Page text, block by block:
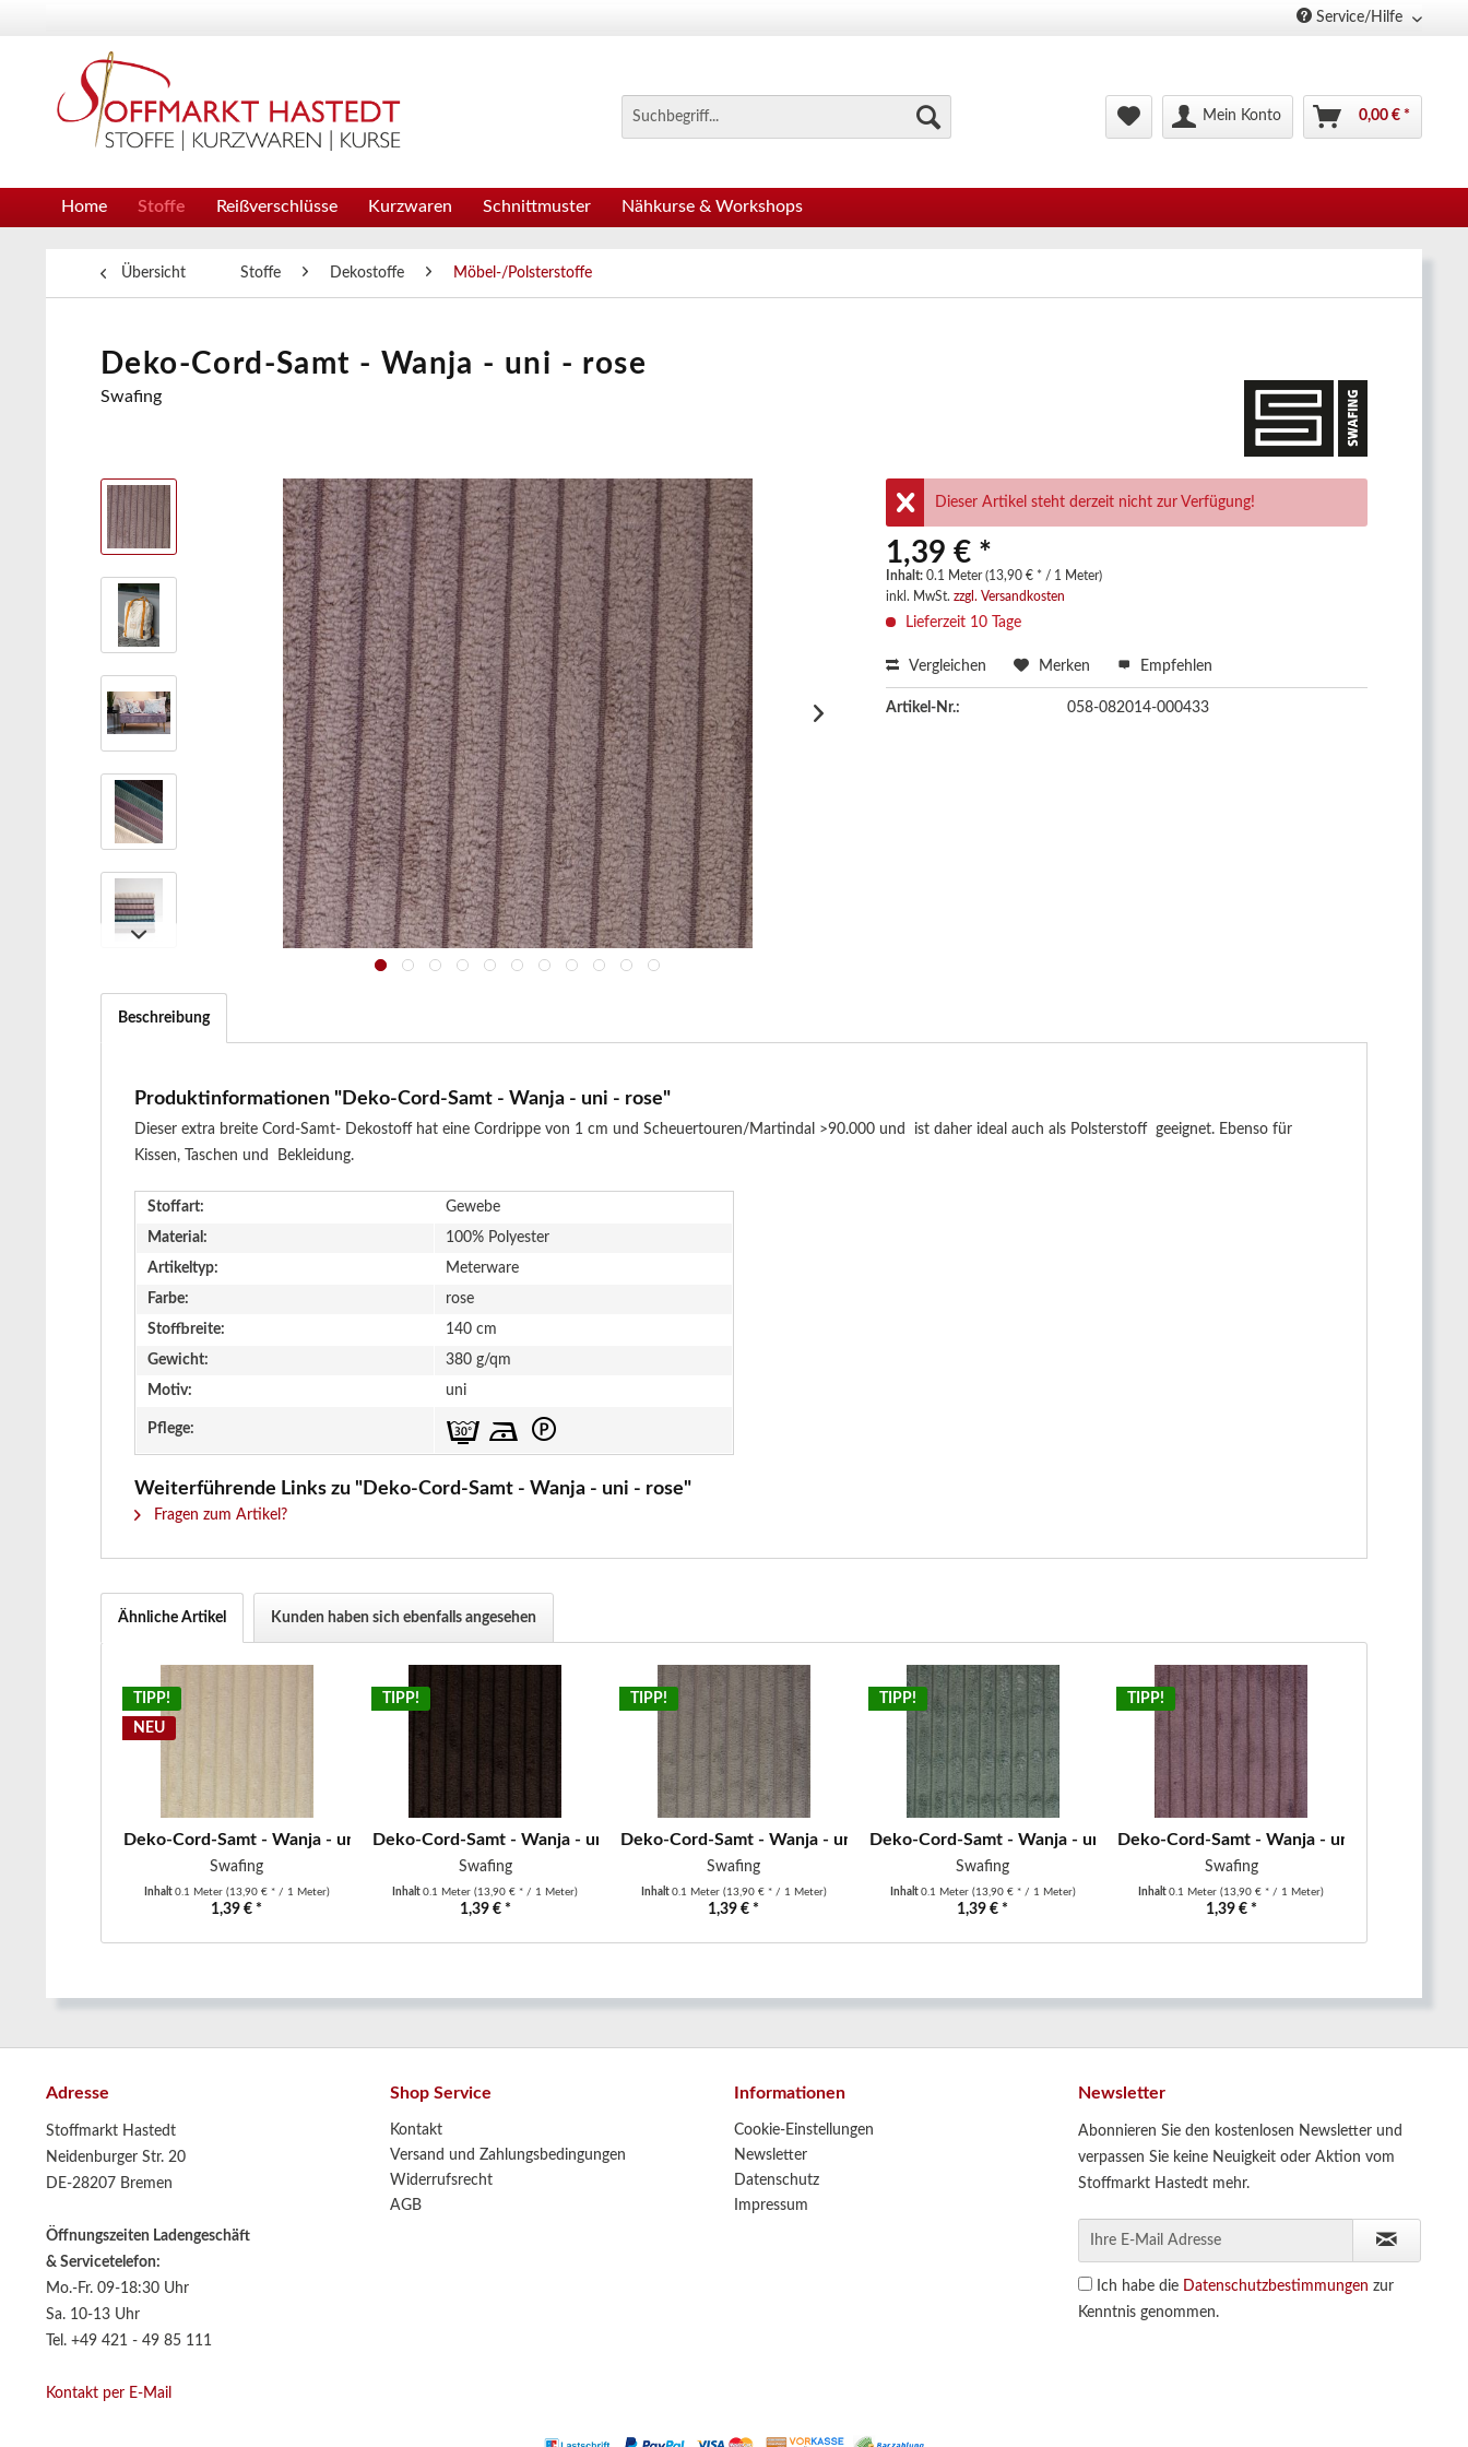
Service/Hilfe
Mein Konto 0,00 € *
Home Stoffe Reißverschlüsse Kurzwaren Schnittmuster Nähkurse & Workshops
Übersicht Stoffe Dekostoffe Möbel-/Polsterstoffe
Deko-Cord-Samt - Wanja - uni - rose
Swafing
Dieser Artikel steht derzeit nicht zur Verfügung!
1,39 € *
Inhalt:0.1 Meter (13,90 € * / 1 Meter)
inkl. MwSt.zzgl. Versandkosten
Lieferzeit 10 Tage
Vergleichen Merken Empfehlen
Artikel-Nr.: 058-082014-000433
Beschreibung
Produktinformationen "Deko-Cord-Samt - Wanja - uni - rose"
Dieser extra breite Cord-Samt- Dekostoff hat eine Cordrippe von 1 cm und Scheuertouren/Martindal >90.000 und ist daher ideal auch als Polsterstoff geeignet. Ebenso für
Kissen, Taschen und Bekleidung.
Stoffart:
Gewebe
Material:
100% Polyester
Artikeltyp:
Meterware
Farbe:
rose
Stoffbreite:
140 cm
Gewicht:
380 g/qm
Motiv:
uni
Pflege:
Weiterführende Links zu "Deko-Cord-Samt - Wanja - uni - rose"
Fragen zum Artikel?
Ähnliche Artikel Kunden haben sich ebenfalls angesehen
TIPP!
NEU
Deko-Cord-Samt - Wanja - uni - wollweiß
Swafing
Inhalt 0.1 Meter (13,90 € * / 1 Meter)
1,39 € *
TIPP!
Deko-Cord-Samt - Wanja - uni - braun
Swafing
Inhalt0.1 Meter(13,90 € * / 1 Meter)
1,39 € *
TIPP!
Deko-Cord-Samt - Wanja - uni - grau
Swafing
Inhalt 0.1 Meter (13,90 € * / 1 Meter)
1,39 € *
TIPP!
Deko-Cord-Samt - Wanja - uni - altmint
Swafing
Inhalt 0.1 Meter (13,90 € * / 1 Meter)
1,39 € *
TIPP!
Deko-Cord-Samt - Wanja - uni - altrosa
Swafing
Inhalt0.1 Meter(13,90 € * / 1 Meter)
1,39 € *
Adresse
Stoffmarkt Hastedt
Neidenburger Str. 20
DE-28207 Bremen
Öffnungszeiten Ladengeschäft
& Servicetelefon:
Mo.-Fr. 09-18:30 Uhr
Sa. 10-13 Uhr
Tel. +49 421 - 49 85 111
Kontakt per E-Mail
Shop Service
Kontakt
Versand und Zahlungsbedingungen
Widerrufsrecht
AGB
Informationen
Cookie-Einstellungen
Newsletter
Datenschutz
Impressum
Newsletter
Abonnieren Sie den kostenlosen Newsletter und
verpassen Sie keine Neuigkeit oder Aktion vom
Stoffmarkt Hastedt mehr.
Ich habe die Datenschutzbestimmungen zur
Kenntnis genommen.